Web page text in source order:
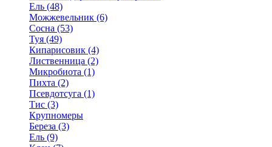
Ель (48)
Можжевельник (6)
Сосна (53)
Туя (49)
Кипарисовик (4)
Лиственница (2)
Микробиота (1)
Пихта (2)
Псевдотсуга (1)
Тис (3)
Крупномеры
Береза (3)
Ель (9)